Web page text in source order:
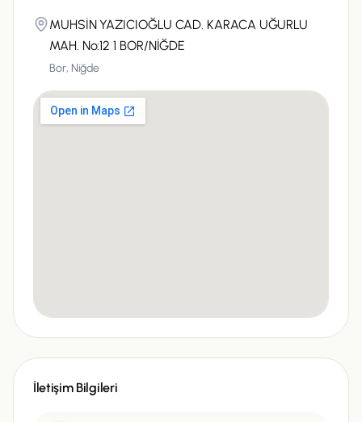
MUHSİN YAZICIOĞLU CAD. KARACA UĞURLU
MAH. No:12 1 BOR/NİĞDE
Bor, Niğde
İletişim Bilgileri